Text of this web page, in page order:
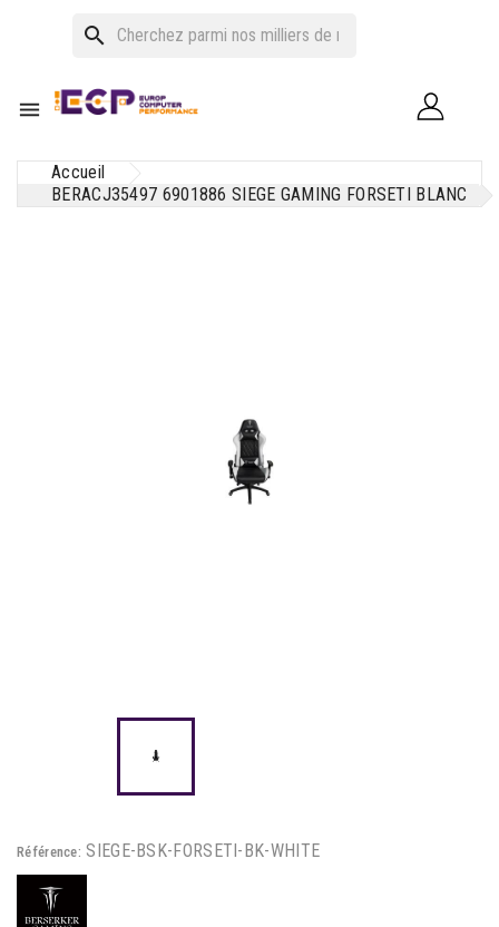
search

Accueil
BERACJ35497 6901886 SIEGE GAMING FORSETI BLANC
Référence: SIEGE-BSK-FORSETI-BK-WHITE